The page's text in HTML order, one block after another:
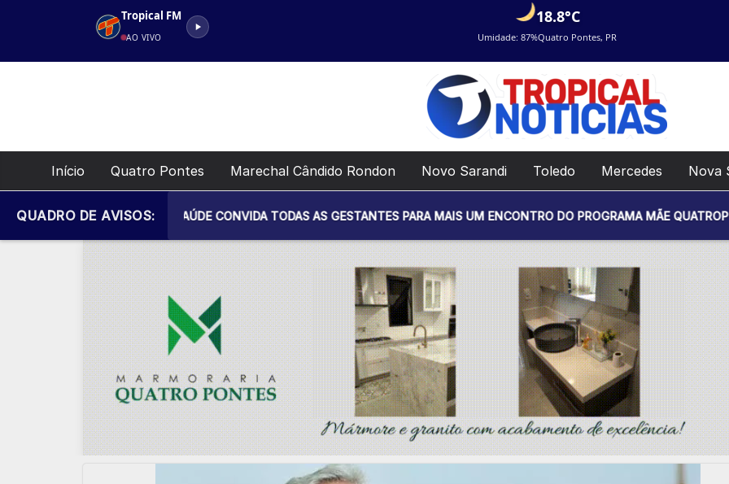
Tropical FM
AO VIVO
18.8°C
Umidade: 87%Quatro Pontes, PR
Início Quatro Pontes Marechal Cândido Rondon Novo Sarandi Toledo Mercedes Nova
QUADRO DE AVISOS:
MUNICIPAL DE SAÚDE CONVIDA TODAS AS GESTANTES PARA MAIS UM ENCONTRO DO PROGRAMA MÃE QUATROPONTESE.